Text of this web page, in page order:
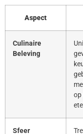
Aspect
Culinaire
Beleving
op
Sfeer